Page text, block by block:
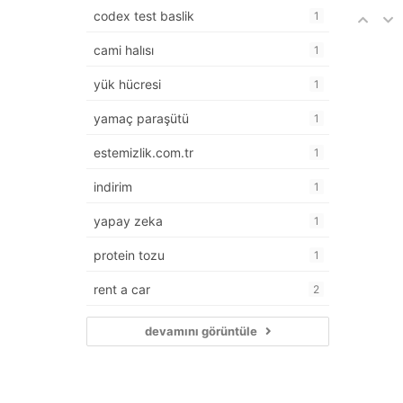
codex test baslik 1
cami halısı 1
yük hücresi 1
yamaç paraşütü 1
estemizlik.com.tr 1
indirim 1
yapay zeka 1
protein tozu 1
rent a car 2
devamını görüntüle